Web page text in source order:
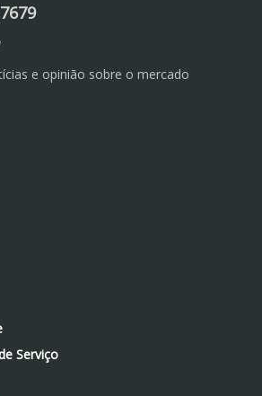
e opinião sobre o mercado
Serviço